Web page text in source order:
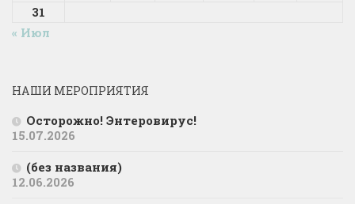
31
« Июл
НАШИ МЕРОПРИЯТИЯ
Осторожно! Энтеровирус!
15.07.2026
(без названия)
12.06.2026